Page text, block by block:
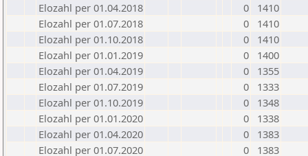
Elozahl per 01.04.2018
0
1410
Elozahl per 01.07.2018
0
1410
Elozahl per 01.10.2018
0
1410
Elozahl per 01.01.2019
0
1400
Elozahl per 01.04.2019
0
1355
Elozahl per 01.07.2019
0
1333
Elozahl per 01.10.2019
0
1348
Elozahl per 01.01.2020
0
1338
Elozahl per 01.04.2020
0
1383
Elozahl per 01.07.2020
0
1383